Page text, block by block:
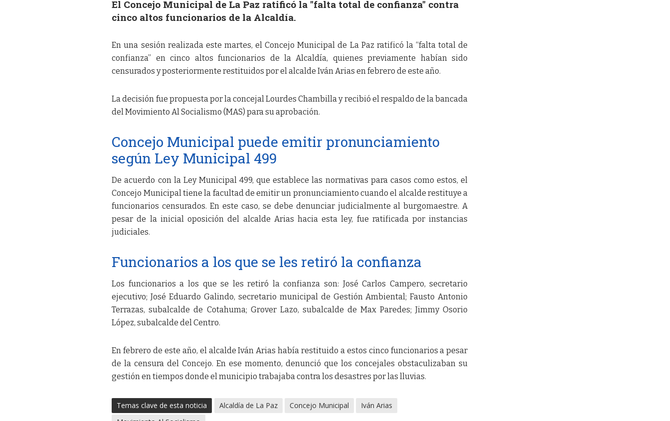
El Concejo Municipal de La Paz ratificó la "falta total de confianza" contra
cinco altos funcionarios de la Alcaldía.
En una sesión realizada este martes, el Concejo Municipal de La Paz ratificó la “falta total de
confianza” en cinco altos funcionarios de la Alcaldía, quienes previamente habían sido
censurados y posteriormente restituidos por el alcalde Iván Arias en febrero de este año.
La decisión fue propuesta por la concejal Lourdes Chambilla y recibió el respaldo de la bancada
del Movimiento Al Socialismo (MAS) para su aprobación.
Concejo Municipal puede emitir pronunciamiento
según Ley Municipal 499
De acuerdo con la Ley Municipal 499, que establece las normativas para casos como estos, el
Concejo Municipal tiene la facultad de emitir un pronunciamiento cuando el alcalde restituye a
funcionarios censurados. En este caso, se debe denunciar judicialmente al burgomaestre. A
pesar de la inicial oposición del alcalde Arias hacia esta ley, fue ratificada por instancias
judiciales.
Funcionarios a los que se les retiró la confianza
Los funcionarios a los que se les retiró la confianza son: José Carlos Campero, secretario
ejecutivo; José Eduardo Galindo, secretario municipal de Gestión Ambiental; Fausto Antonio
Terrazas, subalcalde de Cotahuma; Grover Lazo, subalcalde de Max Paredes; Jimmy Osorio
López, subalcalde del Centro.
En febrero de este año, el alcalde Iván Arias había restituido a estos cinco funcionarios a pesar
de la censura del Concejo. En ese momento, denunció que los concejales obstaculizaban su
gestión en tiempos donde el municipio trabajaba contra los desastres por las lluvias.
Temas clave de esta noticia Alcaldía de La Paz Concejo Municipal
Iván Arias